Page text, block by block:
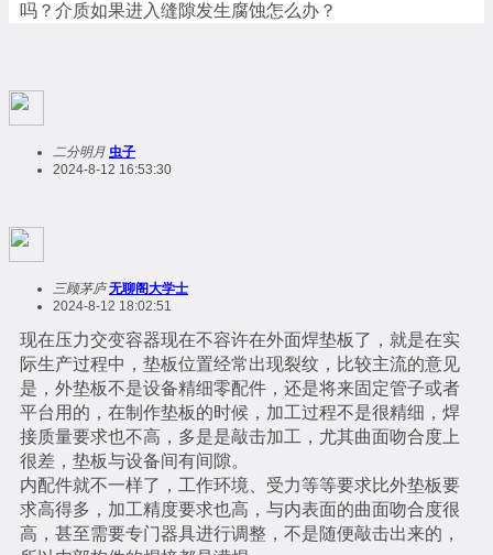
吗？介质如果进入缝隙发生腐蚀怎么办？
二分明月 虫子
2024-8-12 16:53:30
三顾茅庐 无聊阁大学士
2024-8-12 18:02:51
现在压力交变容器现在不容许在外面焊垫板了，就是在实
际生产过程中，垫板位置经常出现裂纹，比较主流的意见
是，外垫板不是设备精细零配件，还是将来固定管子或者
平台用的，在制作垫板的时候，加工过程不是很精细，焊
接质量要求也不高，多是是敲击加工，尤其曲面吻合度上
很差，垫板与设备间有间隙。
内配件就不一样了，工作环境、受力等等要求比外垫板要
求高得多，加工精度要求也高，与内表面的曲面吻合度很
高，甚至需要专门器具进行调整，不是随便敲击出来的，